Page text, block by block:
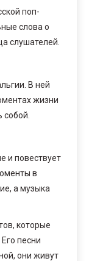
поп-
слова о
слушателей.
В ней
жизни
и повествует
в
а музыка
которые
песни
они живут